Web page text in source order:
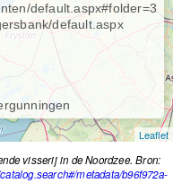
default.aspx#folder=3
default.aspx
Leaflet
visserij in de Noordzee. Bron:
metadata/b96f972a-